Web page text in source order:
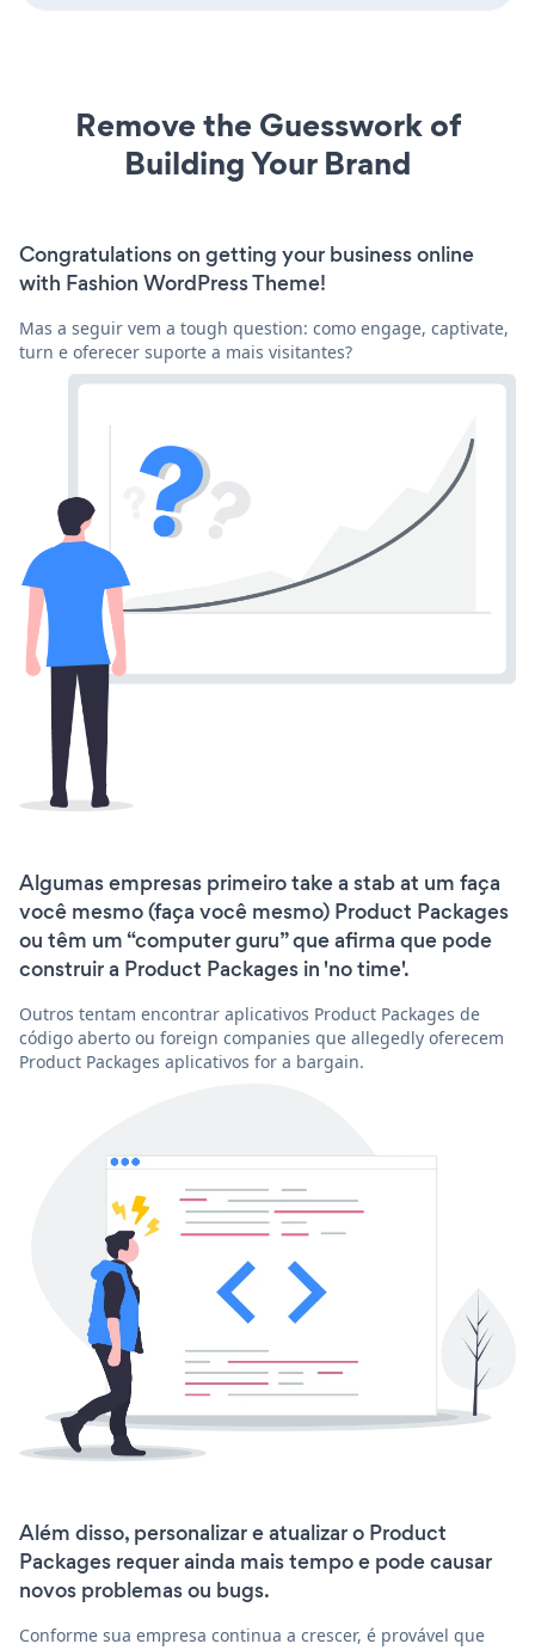
Remove the Guesswork of
Building Your Brand
Congratulations on getting your business online
with Fashion WordPress Theme!
Mas a seguir vem a tough question: como engage, captivate,
turn e oferecer suporte a mais visitantes?
Algumas empresas primeiro take a stab at um faça
você mesmo (faça você mesmo) Product Packages
ou têm um “computer guru” que afirma que pode
construir a Product Packages in 'no time'.
Outros tentam encontrar aplicativos Product Packages de
código aberto ou foreign companies que allegedly oferecem
Product Packages aplicativos for a bargain.
Além disso, personalizar e atualizar o Product
Packages requer ainda mais tempo e pode causar
novos problemas ou bugs.
Conforme sua empresa continua a crescer, é provável que